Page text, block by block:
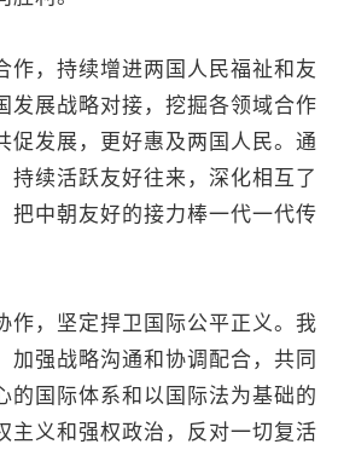
持续增进两国人民福祉和友
发展战略对接，挖掘各领域合作
促发展，更好惠及两国人民。通
持续活跃友好往来，深化相互了
把中朝友好的接力棒一代一代传
坚定捍卫国际公平正义。我
加强战略沟通和协调配合，共同
的国际体系和以国际法为基础的
主义和强权政治，反对一切复活